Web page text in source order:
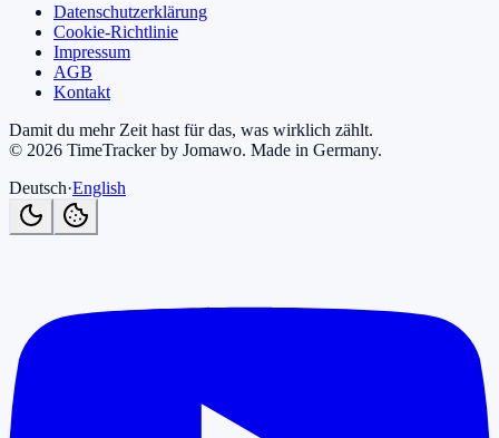
Datenschutzerklärung
Cookie-Richtlinie
Impressum
AGB
Kontakt
Damit du mehr Zeit hast für das, was wirklich zählt.
© 2026 TimeTracker by Jomawo. Made in Germany.
Deutsch·English